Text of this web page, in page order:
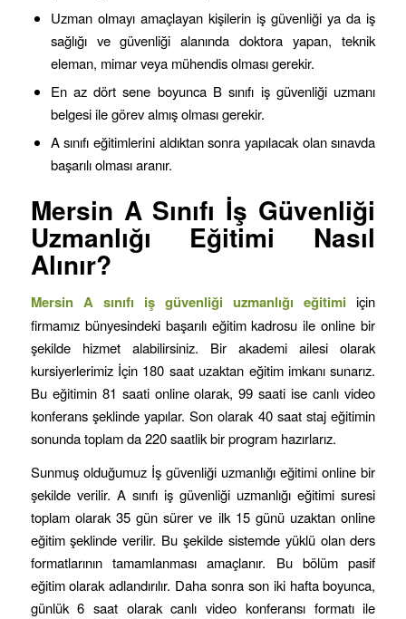
Uzman olmayı amaçlayan kişilerin iş güvenliği ya da iş
sağlığı ve güvenliği alanında doktora yapan, teknik
eleman, mimar veya mühendis olması gerekir.
En az dört sene boyunca B sınıfı iş güvenliği uzmanı
belgesi ile görev almış olması gerekir.
A sınıfı eğitimlerini aldıktan sonra yapılacak olan sınavda
başarılı olması aranır.
Mersin A Sınıfı İş Güvenliği
Uzmanlığı Eğitimi Nasıl
Alınır?
MersinA sınıfı iş güvenliği uzmanlığı eğitimi için
firmamız bünyesindeki başarılı eğitim kadrosu ile online bir
şekilde hizmet alabilirsiniz. Bir akademi ailesi olarak
kursiyerlerimiz İçin 180 saat uzaktan eğitim imkanı sunarız.
Bu eğitimin 81 saati online olarak, 99 saati ise canlı video
konferans şeklinde yapılar. Son olarak 40 saat staj eğitimin
sonunda toplam da 220 saatlik bir program hazırlarız.
Sunmuş olduğumuz İş güvenliği uzmanlığı eğitimi online bir
şekilde verilir. A sınıfı iş güvenliği uzmanlığı eğitimi suresi
toplam olarak 35 gün sürer ve ilk 15 günü uzaktan online
eğitim şeklinde verilir. Bu şekilde sistemde yüklü olan ders
formatlarının tamamlanması amaçlanır. Bu bölüm pasif
eğitim olarak adlandırılır. Daha sonra son iki hafta boyunca,
günlük 6 saat olarak canlı video konferansı formatı ile